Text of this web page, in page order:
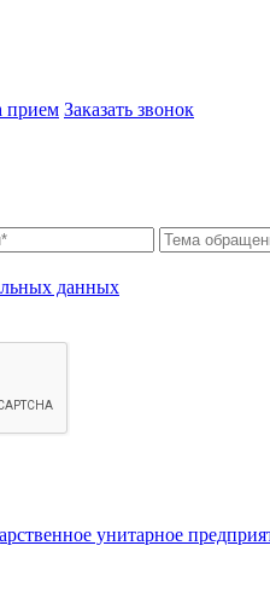
прием Заказать звонок
данных
унитарное